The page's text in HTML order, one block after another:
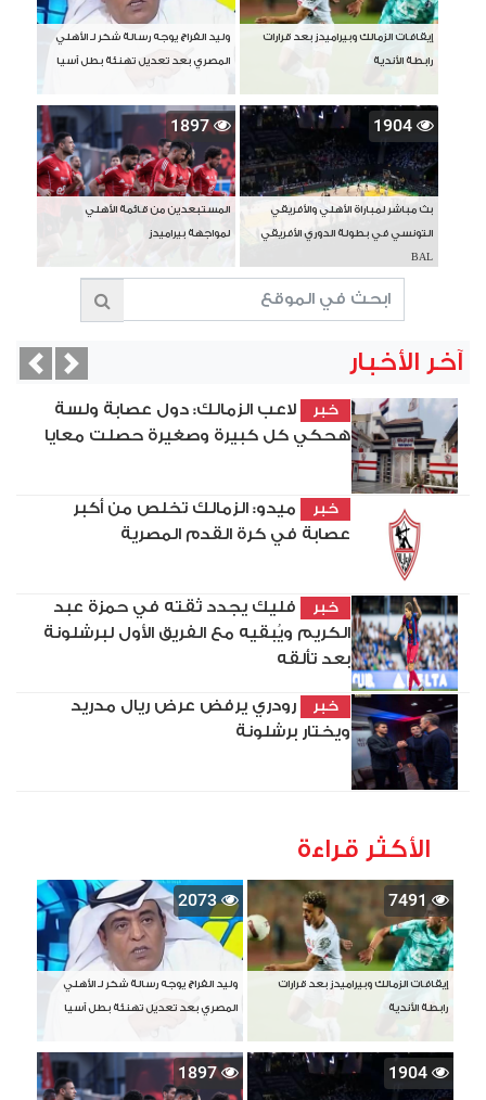
إيقافات الزمالك وبيراميدز بعد قرارات
رابطة الأندية
وليد الفراج يوجه رسالة شكر لـ الأهلي
المصري بعد تعديل تهنئة بطل آسيا
1904
بث مباشر لمباراة الأهلي والأفريقي
التونسي في بطولة الدوري الأفريقي
BAL
1897
المستبعدين من قائمة الأهلي
لمواجهة بيراميدز
آخر الأخبار
خبر
لاعب الزمالك: دول عصابة ولسة
هحكي كل كبيرة وصغيرة حصلت معايا
خبر
ميدو: الزمالك تخلص من أكبر
عصابة في كرة القدم المصرية
خبر
فليك يجدد ثقته في حمزة عبد
الكريم ويُبقيه مع الفريق الأول لبرشلونة
بعد تألقه
خبر
رودري يرفض عرض ريال مدريد
ويختار برشلونة
Next
الأكثر قراءة
7491
إيقافات الزمالك وبيراميدز بعد قرارات
رابطة الأندية
2073
وليد الفراج يوجه رسالة شكر لـ الأهلي
المصري بعد تعديل تهنئة بطل آسيا
1904
1897